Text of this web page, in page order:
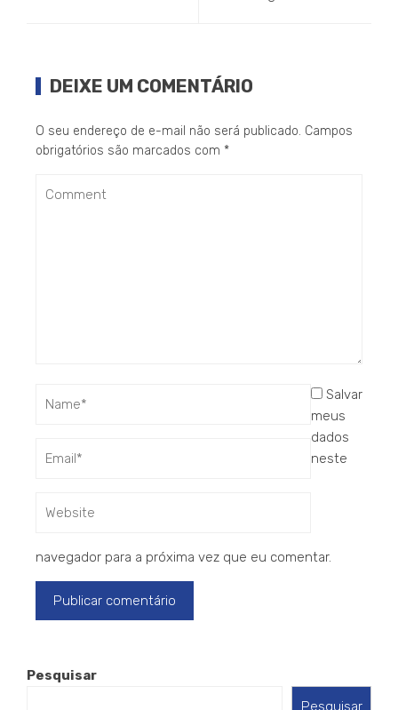
DEIXE UM COMENTÁRIO
O seu endereço de e-mail não será publicado. Campos
obrigatórios são marcados com *
Salvar
meus
dados
neste
navegador para a próxima vez que eu comentar.
Pesquisar
Pesquisar